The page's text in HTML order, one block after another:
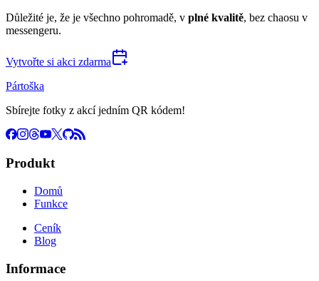
Důležité je, že je všechno pohromadě, v plné kvalitě, bez chaosu v
messengeru.
Vytvořte si akci zdarma
Pártoška
Sbírejte fotky z akcí jedním QR kódem!
Produkt
Domů
Funkce
Ceník
Blog
Informace